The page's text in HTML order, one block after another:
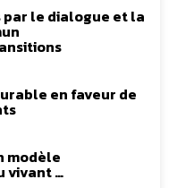
le dialogue et la
en faveur de
modèle
vivant …